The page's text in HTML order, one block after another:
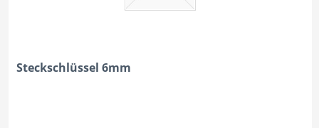
Steckschlüssel 6mm